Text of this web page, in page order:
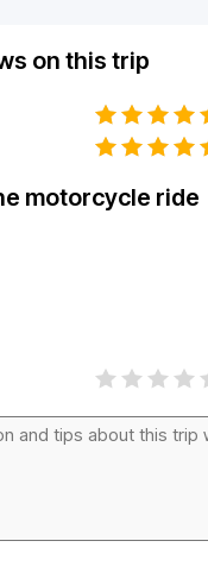
on this trip
motorcycle ride